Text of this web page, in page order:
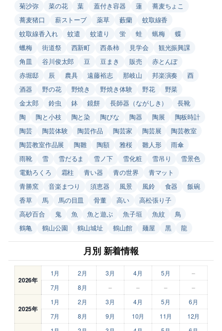
菊沙弥
菜の花 葉 蓋付き容器 蓮
蕎麦ちょこ
蕎麦猪口
薪ストーブ 薬草 藪蘭
蚊取線香
蚊取線香入れ
蚊遣 蚊遣り 蛍 蛙 蝋梅
蝶
蠟梅
街道祭 西新町 西条柿 見学会
観光振興課
角皿
谷川俊太郎 豆 豆まき 販売
赤とんぼ
赤堀邸
辰 農具 遠藤裕志 那岐山 邦楽演奏
酉
酒器
野の花 野焼き 野焼き体験 野花
野菜
金太郎
鈴虫 鉢 鏡餅 長師器（ながしき）
長靴
陶
陶と小枝 陶と染 陶びな 陶器 陶展
陶板時計
陶芸
陶芸体験 陶芸作品 陶芸家 陶芸展
陶芸教室
陶芸教室作品展
陶雛 陶額 雅桜 雛人形
雨傘
雨靴
雪 雪だるま 雪ノ下 雪化粧 雪吊り
雪景色
電動ろくろ
霜柱 青い器 青の世界
青マット
青勝窯
音楽まつり 須恵器 風景 風鈴 食器
飯碗
香草
馬 馬の目皿 骨董 高い
高松張り子
高砂百合
鬼 魚 魚と遊ぶ 魚子垣 魚紋
鳥
鶴亀
鶴山公園 鶴山城址 鶴山館 麺屋 黒 龍
月別 新着情報
2026年
1月 2月 3月 4月 5月
–
7月
8月 – – – –
2025年
1月 2月 3月 4月 5月
6月
7月
8月 9月 10月 11月 12月